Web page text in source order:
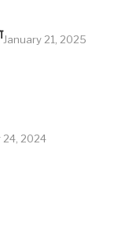
January 21, 2025
24, 2024